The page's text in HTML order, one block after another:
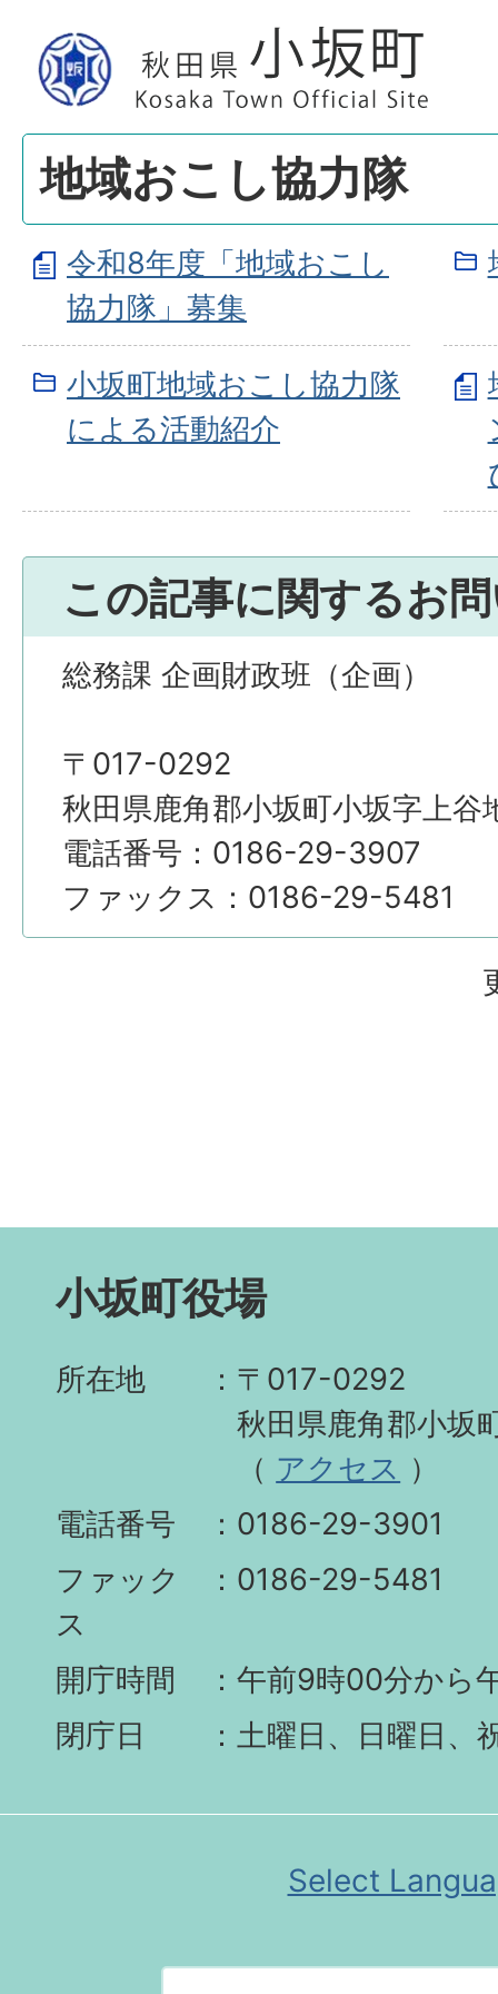
地域おこし協力隊
令和8年度「地域おこし
協力隊」募集
小坂町地域おこし協力隊
による活動紹介
この記事に関するお
総務課 企画財政班（企画）
〒017-0292
秋田県鹿角郡小坂町小坂字上谷
電話番号：0186-29-3907
ファックス：0186-29-5481
小坂町役場
所在地
〒017-0292
秋田県鹿角郡小坂
（ アクセス ）
電話番号
0186-29-3901
ファック
ス
0186-29-5481
開庁時間
午前9時00分から
閉庁日
土曜日、日曜日、
Select